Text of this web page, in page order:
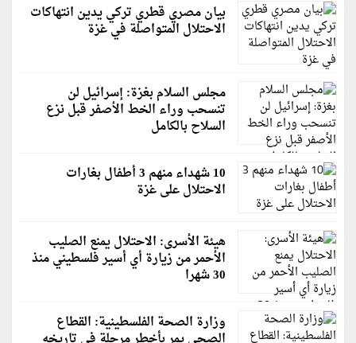
بيان مصري قطري تركي يدين انتهاكات
الاحتلال المتواصلة في غزة
مجلس السلام بغزة: إسرائيل لن
تنسحب وراء الخط الأصفر قبل نزع
السلاح بالكامل
10 شهداء منهم 3 أطفال بغارات
الاحتلال على غزة
هيئة الأسرى: الاحتلال يمنع الصليب
الأحمر من زيارة أي أسير فلسطيني منذ
30 شهرا
وزارة الصحة الفلسطينية: القطاع